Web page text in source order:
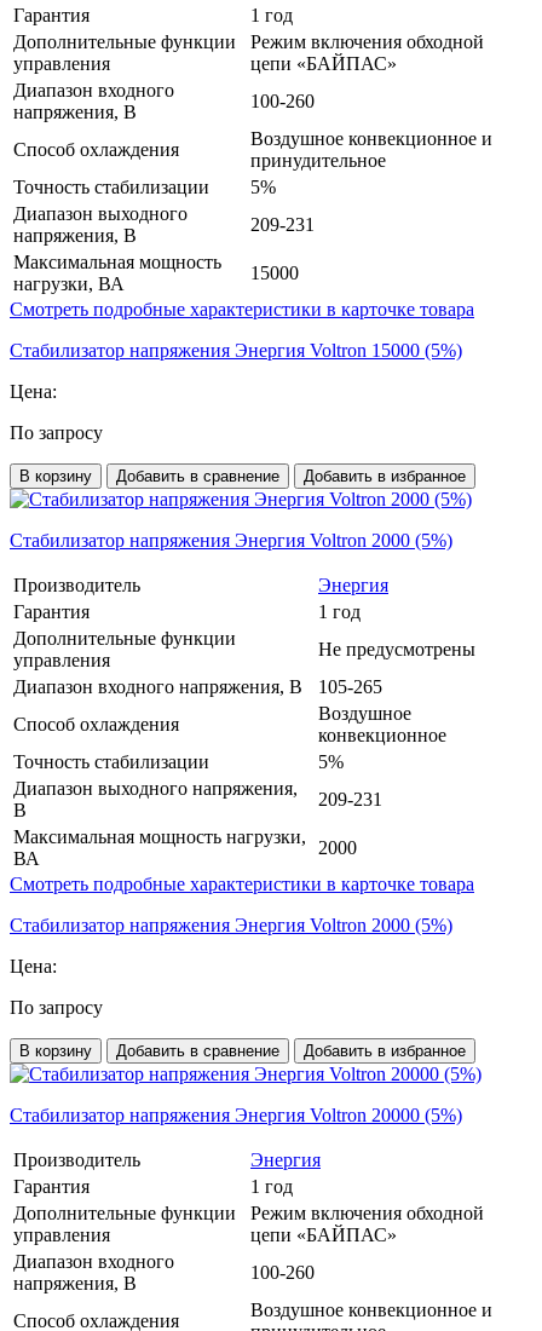
Гарантия
1 год
Дополнительные функции
управления
Режим включения обходной
цепи «БАЙПАС»
Диапазон входного
напряжения, В
100-260
Способ охлаждения
Воздушное конвекционное и
принудительное
Точность стабилизации
5%
Диапазон выходного
напряжения, В
209-231
Максимальная мощность
нагрузки, ВА
15000
Смотреть подробные характеристики в карточке товара
Стабилизатор напряжения Энергия Voltron 15000 (5%)
Цена:
По запросу
В корзину Добавить в сравнение Добавить в избранное
Стабилизатор напряжения Энергия Voltron 2000 (5%)
Производитель
Энергия
Гарантия
1 год
Дополнительные функции
управления
Не предусмотрены
Диапазон входного напряжения, В
105-265
Способ охлаждения
Воздушное
конвекционное
Точность стабилизации
5%
Диапазон выходного напряжения,
В
209-231
Максимальная мощность нагрузки,
ВА
2000
Смотреть подробные характеристики в карточке товара
Стабилизатор напряжения Энергия Voltron 2000 (5%)
Цена:
По запросу
В корзину Добавить в сравнение Добавить в избранное
Стабилизатор напряжения Энергия Voltron 20000 (5%)
Производитель
Энергия
Гарантия
1 год
Дополнительные функции
управления
Режим включения обходной
цепи «БАЙПАС»
Диапазон входного
напряжения, В
100-260
Способ охлаждения
Воздушное конвекционное и